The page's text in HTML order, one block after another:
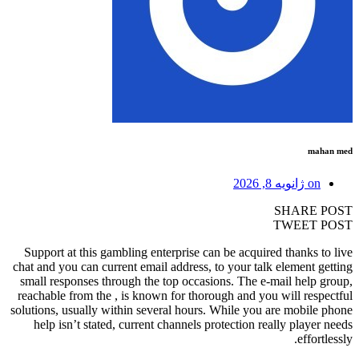
mahan med
on ژانویه 8, 2026
SHARE POST
TWEET POST
Support at this gambling enterprise can be acquired thanks to live
chat and you can current email address, to your talk element getting
small responses through the top occasions. The e-mail help group,
reachable from the , is known for thorough and you will respectful
solutions, usually within several hours. While you are mobile phone
help isn’t stated, current channels protection really player needs
effortlessly.